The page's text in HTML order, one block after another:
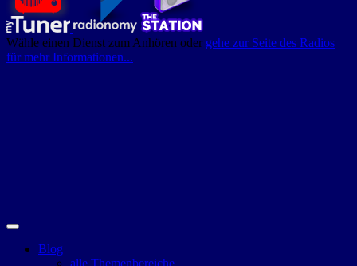
Wähle einen Dienst zum Anhören oder gehe zur Seite des Radios
für mehr Informationen...
Blog